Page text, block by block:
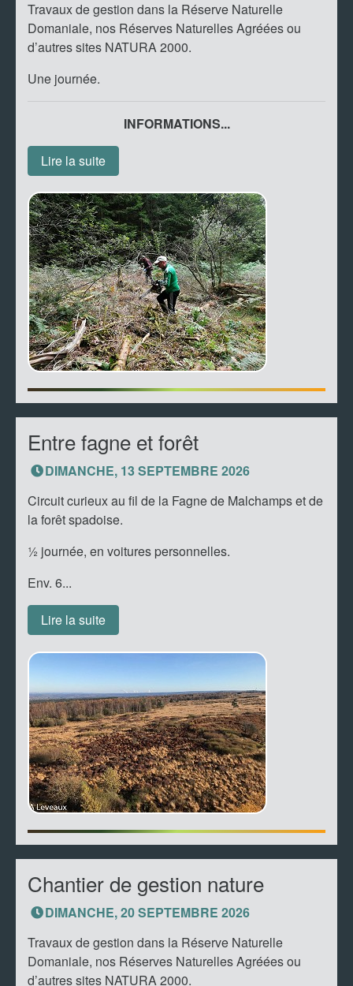
Travaux de gestion dans la Réserve Naturelle
Domaniale, nos Réserves Naturelles Agréées ou
d’autres sites NATURA 2000.
Une journée.
INFORMATIONS...
Lire la suite
Entre fagne et forêt
DIMANCHE, 13 SEPTEMBRE 2026
Circuit curieux au fil de la Fagne de Malchamps et de
la forêt spadoise.
½ journée, en voitures personnelles.
Env. 6...
Lire la suite
Chantier de gestion nature
DIMANCHE, 20 SEPTEMBRE 2026
Travaux de gestion dans la Réserve Naturelle
Domaniale, nos Réserves Naturelles Agréées ou
d’autres sites NATURA 2000.